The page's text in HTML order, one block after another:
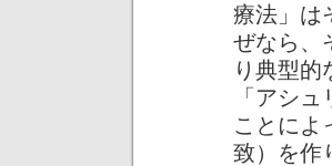
療法」は
ぜなら、
り典型的
「アシ
ことによ
致）を作